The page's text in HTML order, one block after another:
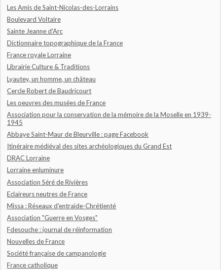
Les Amis de Saint-Nicolas-des-Lorrains
Boulevard Voltaire
Sainte Jeanne d'Arc
Dictionnaire topographique de la France
France royale Lorraine
Librairie Culture & Traditions
Lyautey, un homme, un château
Cercle Robert de Baudricourt
Les oeuvres des musées de France
Association pour la conservation de la mémoire de la Moselle en 1939-
1945
Abbaye Saint-Maur de Bleurville : page Facebook
Itinéraire médiéval des sites archéologiques du Grand Est
DRAC Lorraine
Lorraine enluminure
Association Séré de Rivières
Eclaireurs neutres de France
Missa : Réseaux d'entraide-Chrétienté
Association "Guerre en Vosges"
Fdesouche : journal de réinformation
Nouvelles de France
Société française de campanologie
France catholique